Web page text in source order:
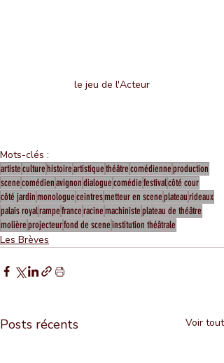
le jeu de l'Acteur
Mots-clés :
artisteculturehistoireartistiquethéâtrecomédienneproduction
scenecomédienavignondialoguecomédiefestivalcôté cour
côté jardinmonologueceintresmetteur en sceneplateaurideaux
palais royalrampefranceracinemachinisteplateau de théâtre
molièreprojecteurfond de sceneinstitution théâtrale
Les Brèves
Posts récents Voir tout